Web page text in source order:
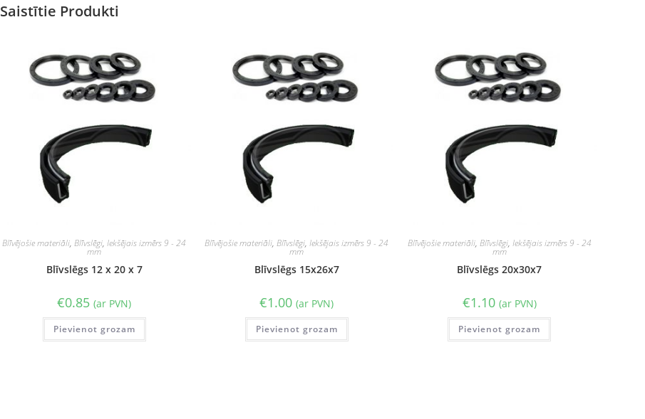
Saistītie Produkti
Blīvējošie materiāli,Blīvslēgi,Iekšējais izmērs 9 - 24
mm
Blīvslēgs 12 x 20 x 7
€0.85 (ar PVN)
Pievienot grozam
Blīvējošie materiāli,Blīvslēgi,Iekšējais izmērs 9 - 24
mm
Blīvslēgs 15x26x7
€1.00 (ar PVN)
Pievienot grozam
Blīvējošie materiāli, Blīvslēgi, Iekšējais izmērs 9 - 24
mm
Blīvslēgs 20x30x7
€1.10 (ar PVN)
Pievienot grozam